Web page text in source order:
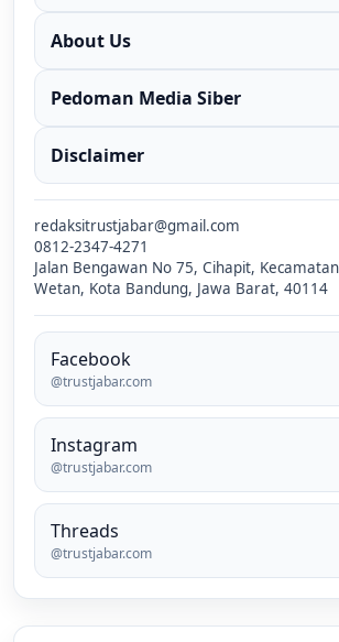
About Us
Pedoman Media Siber
Disclaimer
redaksitrustjabar@gmail.com
0812-2347-4271
Jalan Bengawan No 75, Cihapit,
Wetan, Kota Bandung, Jawa Barat, 40114
Facebook
@trustjabar.com
Instagram
@trustjabar.com
Threads
@trustjabar.com